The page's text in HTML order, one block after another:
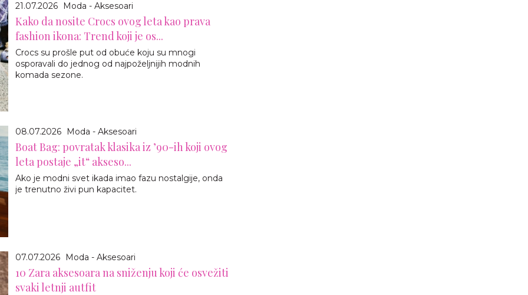
21.07.2026 Moda - Aksesoari
Kako da nosite Crocs ovog leta kao prava
fashion ikona: Trend koji je os...
Crocs su prošle put od obuće koju su mnogi
osporavali do jednog od najpoželjnijih modnih
komada sezone.
08.07.2026 Moda - Aksesoari
Boat Bag: povratak klasika iz ’90-ih koji ovog
leta postaje „it“ akseso...
Ako je modni svet ikada imao fazu nostalgije, onda
je trenutno živi pun kapacitet.
07.07.2026 Moda - Aksesoari
10 Zara aksesoara na sniženju koji će osvežiti
svaki letnji autfit